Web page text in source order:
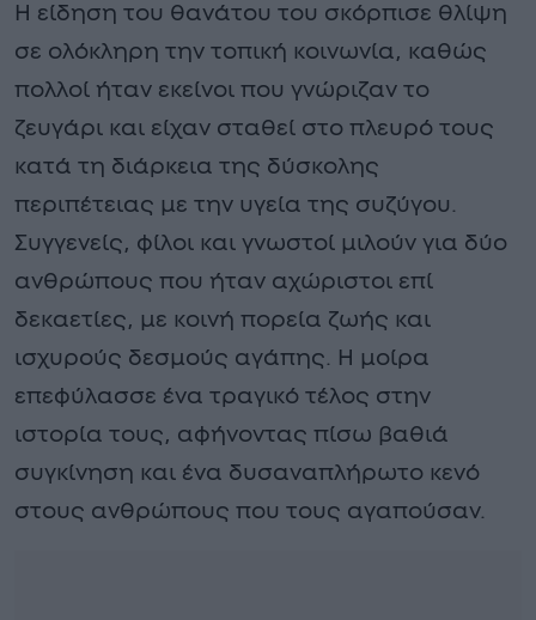
Η είδηση του θανάτου του σκόρπισε θλίψη
σε ολόκληρη την τοπική κοινωνία, καθώς
πολλοί ήταν εκείνοι που γνώριζαν το
ζευγάρι και είχαν σταθεί στο πλευρό τους
κατά τη διάρκεια της δύσκολης
περιπέτειας με την υγεία της συζύγου.
Συγγενείς, φίλοι και γνωστοί μιλούν για δύο
ανθρώπους που ήταν αχώριστοι επί
δεκαετίες, με κοινή πορεία ζωής και
ισχυρούς δεσμούς αγάπης. Η μοίρα
επεφύλασσε ένα τραγικό τέλος στην
ιστορία τους, αφήνοντας πίσω βαθιά
συγκίνηση και ένα δυσαναπλήρωτο κενό
στους ανθρώπους που τους αγαπούσαν.